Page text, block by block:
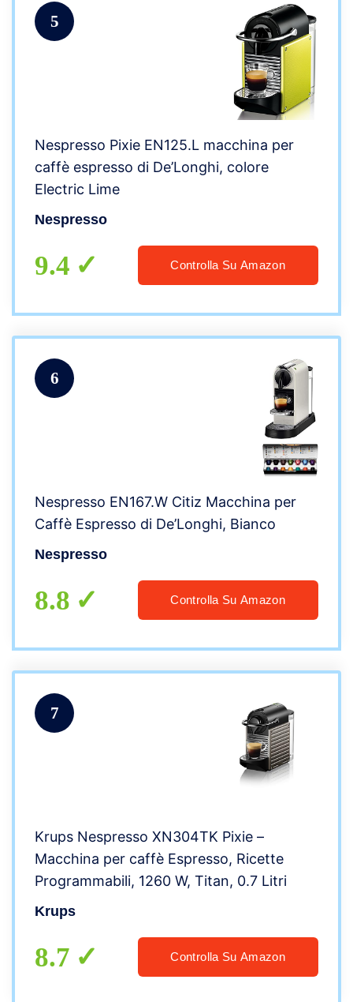
5
Nespresso Pixie EN125.L macchina per
caffè espresso di De’Longhi, colore
Electric Lime
Nespresso
9.4 Controlla Su Amazon
6
Nespresso EN167.W Citiz Macchina per
Caffè Espresso di De’Longhi, Bianco
Nespresso
8.8 Controlla Su Amazon
7
Krups Nespresso XN304TK Pixie –
Macchina per caffè Espresso, Ricette
Programmabili, 1260 W, Titan, 0.7 Litri
Krups
8.7 Controlla Su Amazon